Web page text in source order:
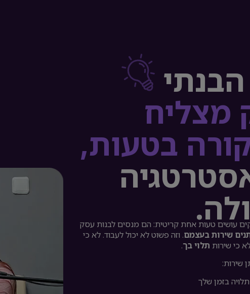
מצליח
בטעות,
עושים טעות אחת קריטית: הם מנסים לבנות עסק
שירות בעצמם. וזה פשוט לא יכול לעבוד. לא כי
כי שירות תלוי בך.
שירות:
בזמן שלך